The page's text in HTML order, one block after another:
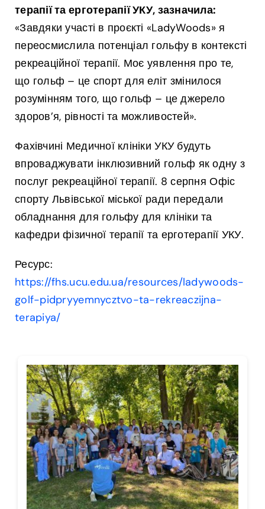
терапії та ерготерапії УКУ, зазначила:
«Завдяки участі в проєкті «LadyWoods» я
переосмислила потенціал гольфу в контексті
рекреаційної терапії. Моє уявлення про те,
що гольф – це спорт для еліт змінилося
розумінням того, що гольф – це джерело
здоров’я, рівності та можливостей».
Фахівчині Медичної клініки УКУ будуть
впроваджувати інклюзивний гольф як одну з
послуг рекреаційної терапії. 8 серпня Офіс
спорту Львівської міської ради передали
обладнання для гольфу для клініки та
кафедри фізичної терапії та ерготерапії УКУ.
Ресурс:
https://fhs.ucu.edu.ua/resources/ladywoods-
golf-pidpryyemnycztvo-ta-rekreaczijna-
terapiya/